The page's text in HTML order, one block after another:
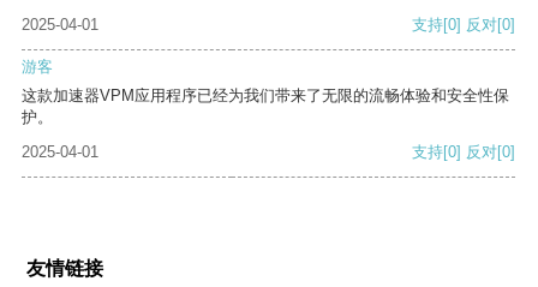
2025-04-01 支持[0] 反对[0]
游客
这款加速器VPM应用程序已经为我们带来了无限的流畅体验和安全性保
护。
2025-04-01
支持[0] 反对[0]
友情链接